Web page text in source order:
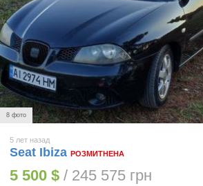
8 фото
5 лет назад
Seat Ibiza РОЗМИТНЕНА
5 500 $ / 245 575 грн